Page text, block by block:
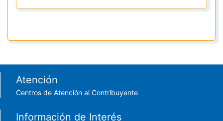
Footer menu
Atención
Centros de Atención al Contribuyente
Información de Interés